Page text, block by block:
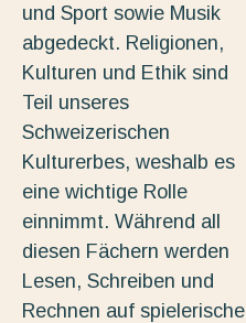
und Sport sowie Musik
abgedeckt. Religionen,
Kulturen und Ethik sind
Teil unseres
Schweizerischen
Kulturerbes, weshalb es
eine wichtige Rolle
einnimmt. Während all
diesen Fächern werden
Lesen, Schreiben und
Rechnen auf spielerische